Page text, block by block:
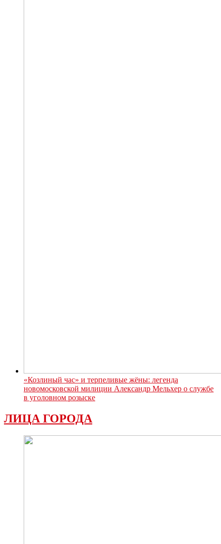
«Козлиный час» и терпеливые жёны: легенда
новомосковской милиции Александр Мельхер о службе
в уголовном розыске
ЛИЦА ГОРОДА